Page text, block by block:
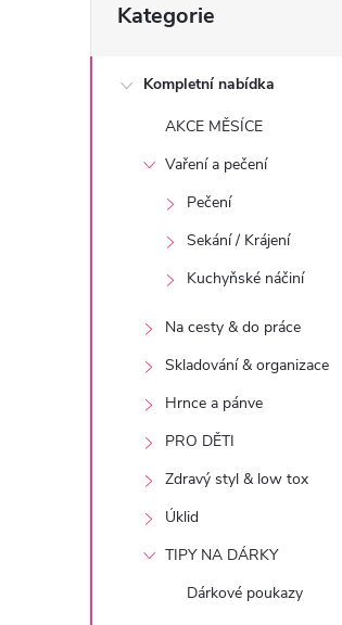
o
kategorie
Kategorie
Kompletní nabídka
AKCE MĚSÍCE
Vaření a pečení
Pečení
Sekání / Krájení
Kuchyňské náčiní
Na cesty & do práce
Skladování & organizace
Hrnce a pánve
PRO DĚTI
Zdravý styl & low tox
Úklid
TIPY NA DÁRKY
Dárkové poukazy